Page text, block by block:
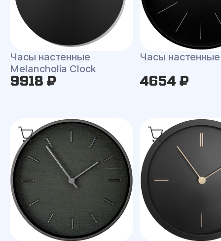
Часы настенные
Melancholia Clock
9918 ₽
Часы
4654 ₽